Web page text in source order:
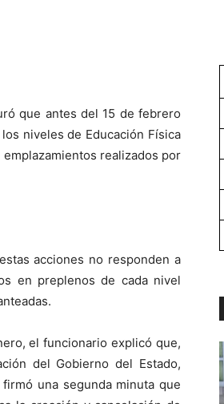
que antes del 15 de febrero
niveles de Educación Física
realizados por
acciones no responden a
en preplenos de cada nivel
el funcionario explicó que,
del Gobierno del Estado,
una segunda minuta que